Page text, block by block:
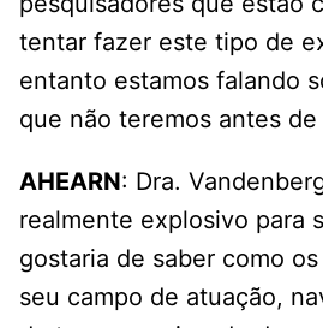
tentar fazer este tipo de
entanto estamos falando
que não teremos antes
AHEARN: Dra.
realmente explosivo para
gostaria de saber como
seu campo de atuação,